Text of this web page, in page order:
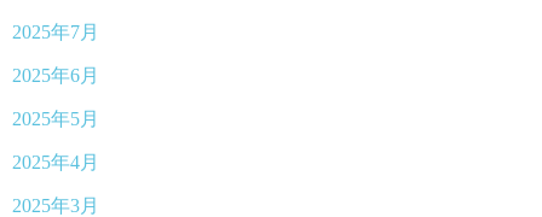
2025年7月
2025年6月
2025年5月
2025年4月
2025年3月